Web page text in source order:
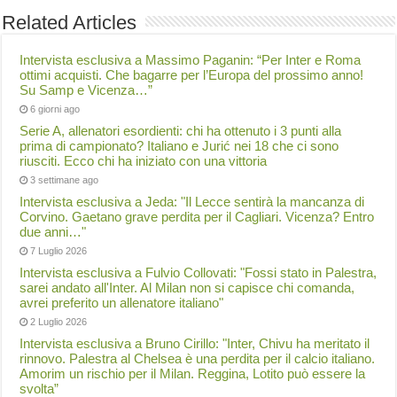
Related Articles
Intervista esclusiva a Massimo Paganin: “Per Inter e Roma
ottimi acquisti. Che bagarre per l’Europa del prossimo anno!
Su Samp e Vicenza…”
6 giorni ago
Serie A, allenatori esordienti: chi ha ottenuto i 3 punti alla
prima di campionato? Italiano e Jurić nei 18 che ci sono
riusciti. Ecco chi ha iniziato con una vittoria
3 settimane ago
Intervista esclusiva a Jeda: "Il Lecce sentirà la mancanza di
Corvino. Gaetano grave perdita per il Cagliari. Vicenza? Entro
due anni…"
7 Luglio 2026
Intervista esclusiva a Fulvio Collovati: "Fossi stato in Palestra,
sarei andato all'Inter. Al Milan non si capisce chi comanda,
avrei preferito un allenatore italiano"
2 Luglio 2026
Intervista esclusiva a Bruno Cirillo: "Inter, Chivu ha meritato il
rinnovo. Palestra al Chelsea è una perdita per il calcio italiano.
Amorim un rischio per il Milan. Reggina, Lotito può essere la
svolta”